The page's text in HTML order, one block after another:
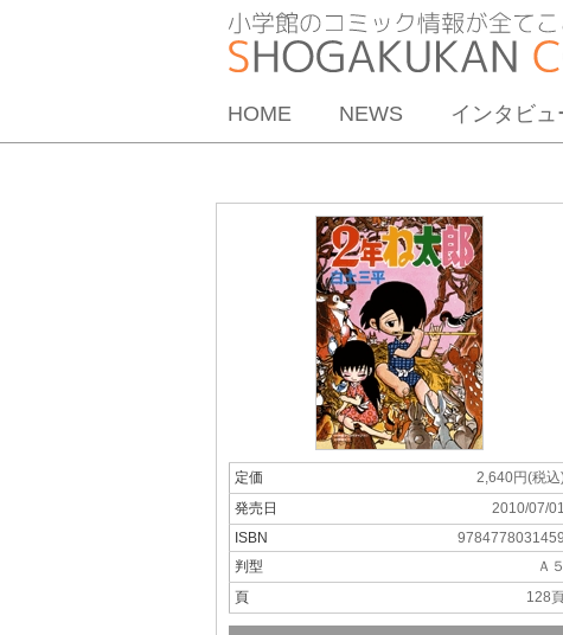
HOME NEWS インタビュ
定価
2,640円(税込
発売日
2010/07/01
ISBN
9784778031459
判型
Ａ５
頁
128